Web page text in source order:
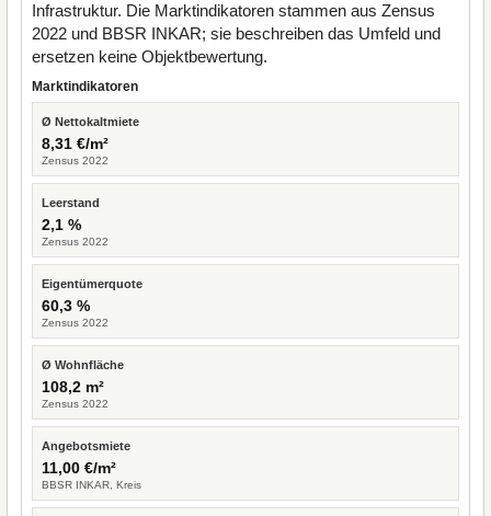
Infrastruktur. Die Marktindikatoren stammen aus Zensus
2022 und BBSR INKAR; sie beschreiben das Umfeld und
ersetzen keine Objektbewertung.
Marktindikatoren
Ø Nettokaltmiete
8,31 €/m²
Zensus 2022
Leerstand
2,1 %
Zensus 2022
Eigentümerquote
60,3 %
Zensus 2022
Ø Wohnfläche
108,2 m²
Zensus 2022
Angebotsmiete
11,00 €/m²
BBSR INKAR, Kreis